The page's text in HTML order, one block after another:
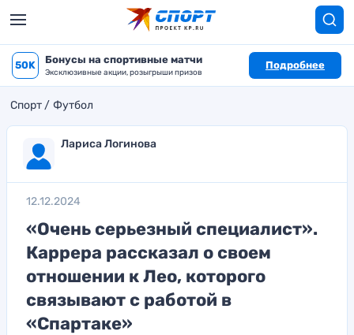
50K Бонусы на спортивные матчи
Эксклюзивные акции, розыгрыши призов
Подробнее
Спорт Футбол
Лариса Логинова
12.12.2024
«Очень серьезный специалист».
Каррера рассказал о своем
отношении к Лео, которого
связывают с работой в
«Спартаке»